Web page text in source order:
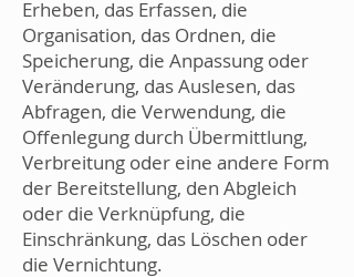
Erheben, das Erfassen, die
Organisation, das Ordnen, die
Speicherung, die Anpassung oder
Veränderung, das Auslesen, das
Abfragen, die Verwendung, die
Offenlegung durch Übermittlung,
Verbreitung oder eine andere Form
der Bereitstellung, den Abgleich
oder die Verknüpfung, die
Einschränkung, das Löschen oder
die Vernichtung.